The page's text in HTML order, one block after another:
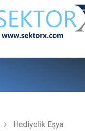
Hediyelik Eşya